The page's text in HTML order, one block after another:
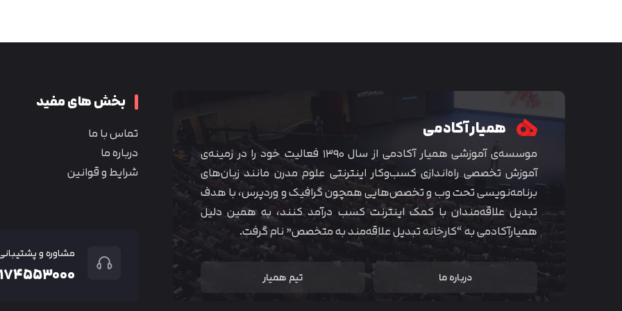
همیار آکادمی
موسسه‌ی آموزشی همیار آکادمی از سال ۱۳۹۰ فعالیت خود را در زمینه‌ی
آموزش تخصصی راه‌اندازی کسب‌و‌کار اینترنتی علوم مدرن مانند زبان‌های
برنامه‌نویسی تحت وب و تخصص‌هایی همچون گرافیک و وردپرس، با هدف
تبدیل علاقه‌مندان با کمک اینترنت کسب درآمد کنند، به همین دلیل
همیارآکادمی به “کارخانه تبدیل علاقه‌مند به متخصص” نام گرفت.
درباره ما تیم همیار
بخش های مفید
تماس با ما
درباره ما
شرایط و قوانین
مشاوره و
متوجه شدم